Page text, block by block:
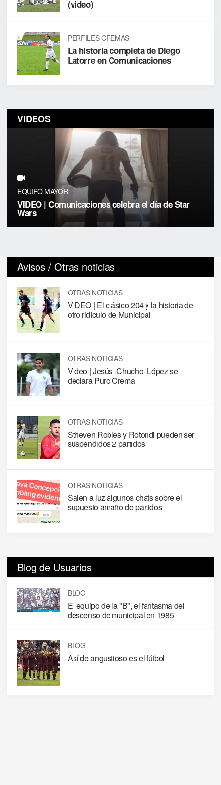
(video)
PERFILES CREMAS
La historia completa de Diego
Latorre en Comunicaciones
VIDEOS
EQUIPO MAYOR
VIDEO | Comunicaciones celebra el día de Star
Wars
Avisos / Otras noticias
OTRAS NOTICIAS
VIDEO | El clásico 204 y la historia de
otro ridículo de Municipal
OTRAS NOTICIAS
Video | Jesús -Chucho- López se
declara Puro Crema
OTRAS NOTICIAS
Stheven Robles y Rotondi pueden ser
suspendidos 2 partidos
OTRAS NOTICIAS
Salen a luz algunos chats sobre el
supuesto amaño de partidos
Blog de Usuarios
BLOG
El equipo de la "B", el fantasma del
descenso de municipal en 1985
BLOG
Así de angustioso es el fútbol